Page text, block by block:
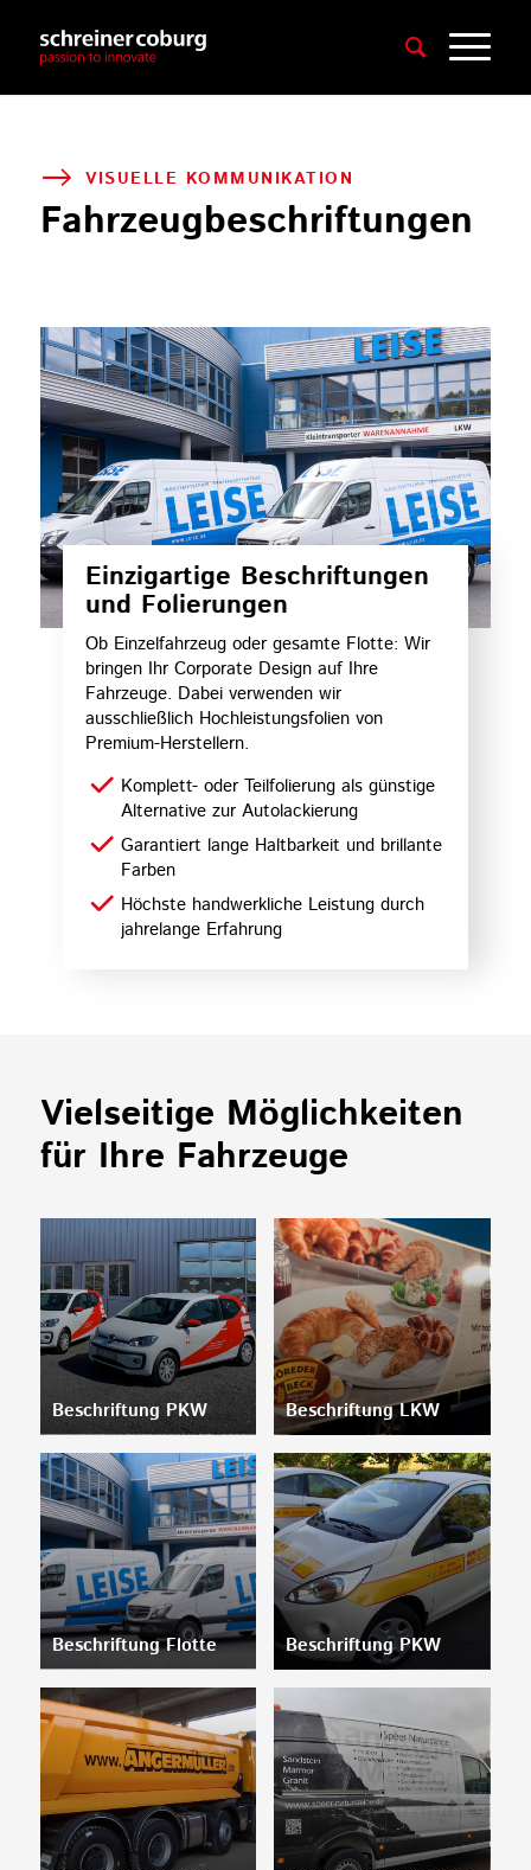
VISUELLE KOMMUNIKATION
Fahrzeugbeschriftungen
Einzigartige Beschriftungen
und Folierungen
Ob Einzelfahrzeug oder gesamte Flotte: Wir
bringen Ihr Corporate Design auf Ihre
Fahrzeuge. Dabei verwenden wir
ausschließlich Hochleistungsfolien von
Premium-Herstellern.
Komplett- oder Teilfolierung als günstige
Alternative zur Autolackierung
Garantiert lange Haltbarkeit und brillante
Farben
Höchste handwerkliche Leistung durch
jahrelange Erfahrung
Vielseitige Möglichkeiten
für Ihre Fahrzeuge
Beschriftung PKW Beschriftung LKW
Beschriftung Flotte Beschriftung PKW